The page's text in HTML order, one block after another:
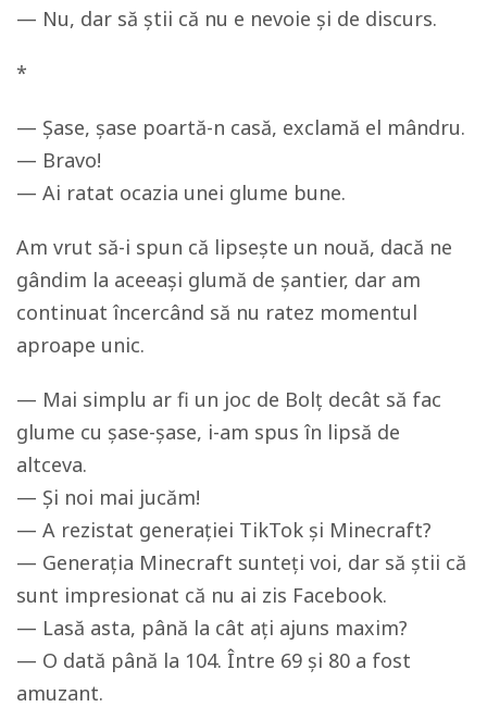
— Nu, dar să știi că nu e nevoie și de discurs.
*
— Șase, șase poartă-n casă, exclamă el mândru.
— Bravo!
— Ai ratat ocazia unei glume bune.
Am vrut să-i spun că lipsește un nouă, dacă ne
gândim la aceeași glumă de șantier, dar am
continuat încercând să nu ratez momentul
aproape unic.
— Mai simplu ar fi un joc de Bolț decât să fac
glume cu șase-șase, i-am spus în lipsă de
altceva.
— Și noi mai jucăm!
— A rezistat generației TikTok și Minecraft?
— Generația Minecraft sunteți voi, dar să știi că
sunt impresionat că nu ai zis Facebook.
— Lasă asta, până la cât ați ajuns maxim?
— O dată până la 104. Între 69 și 80 a fost
amuzant.